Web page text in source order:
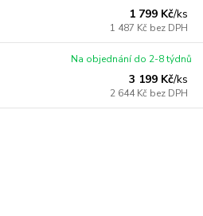
1 799 Kč/ks
1 487 Kč bez DPH
3 199 Kč/ks
2 644 Kč bez DPH
Na objednání do 2-8 týdnů